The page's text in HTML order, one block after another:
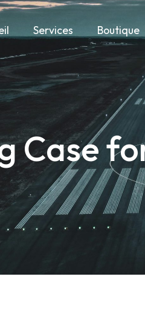
Services Boutique
Case